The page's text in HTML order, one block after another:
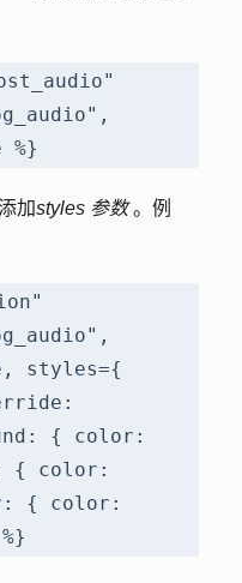
%}
加styles 参数。例
styles={
{ color:
{ color:
{ color: